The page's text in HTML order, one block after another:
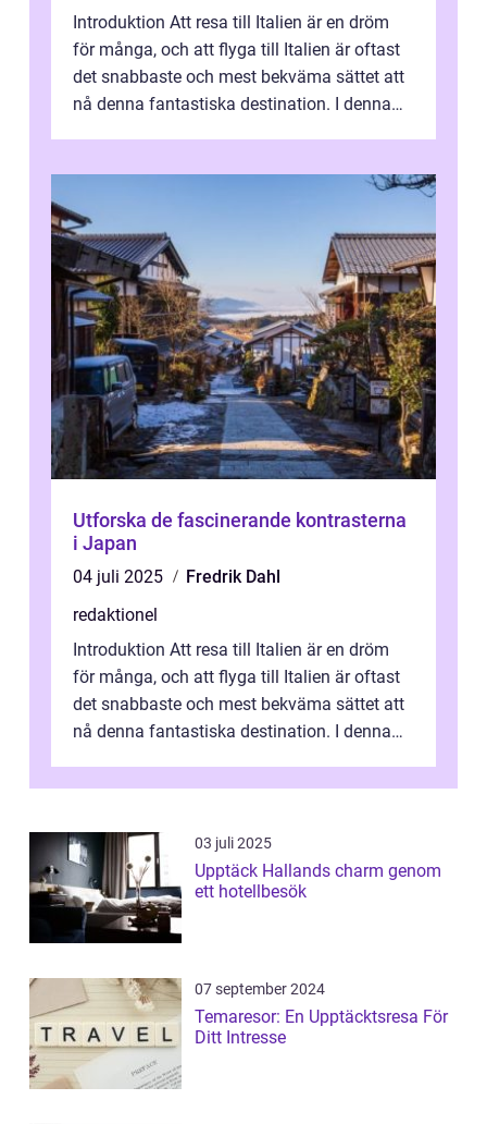
Introduktion Att resa till Italien är en dröm
för många, och att flyga till Italien är oftast
det snabbaste och mest bekväma sättet att
nå denna fantastiska destination. I denna
Utforska de fascinerande kontrasterna
i Japan
04 juli 2025
Fredrik Dahl
redaktionel
Introduktion Att resa till Italien är en dröm
för många, och att flyga till Italien är oftast
det snabbaste och mest bekväma sättet att
nå denna fantastiska destination. I denna
03 juli 2025
Upptäck Hallands charm genom
ett hotellbesök
07 september 2024
Temaresor: En Upptäcktsresa För
Ditt Intresse